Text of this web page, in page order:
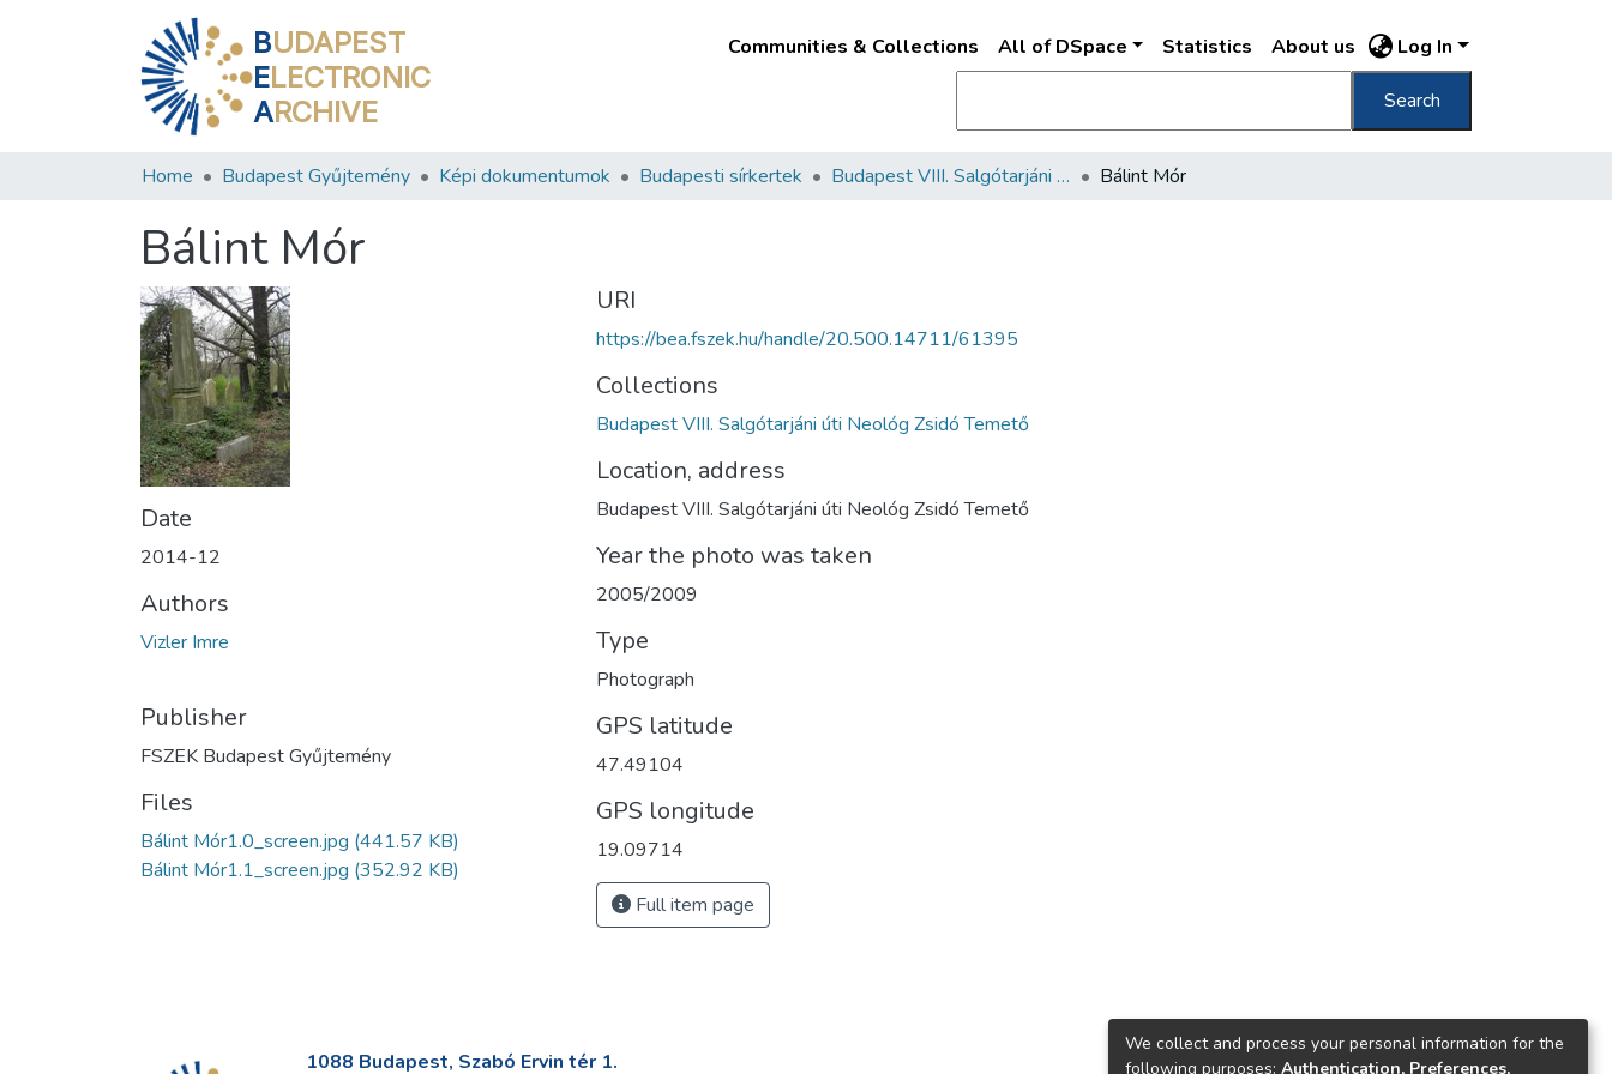
BUDAPEST
ELECTRONIC
ARCHIVE
Communities & Collections All of DSpace Statistics About us Log In
Search
Home Budapest Gyűjtemény Képi dokumentumok Budapesti sírkertek Budapest VIII. Salgótarjáni úti Neológ Zsidó Temető Bálint Mór
Bálint Mór
Date
2014-12
Authors
Vizler Imre
Publisher
FSZEK Budapest Gyűjtemény
Files
Bálint Mór1.0_screen.jpg (441.57 KB)
Bálint Mór1.1_screen.jpg (352.92 KB)
URI
https://bea.fszek.hu/handle/20.500.14711/61395
Collections
Budapest VIII. Salgótarjáni úti Neológ Zsidó Temető
Location, address
Budapest VIII. Salgótarjáni úti Neológ Zsidó Temető
Year the photo was taken
2005/2009
Type
Photograph
GPS latitude
47.49104
GPS longitude
19.09714
Full item page
1088 Budapest, Szabó Ervin tér 1.
We collect and process your personal information for the
following purposes: Authentication, Preferences,